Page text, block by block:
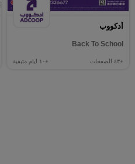
أدكووب
Back To School
+٤٣ الصفحات +١٠ ايام متبقية